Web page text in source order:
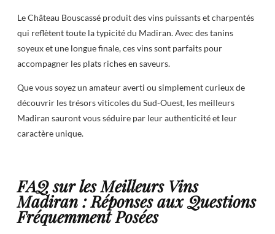
Le Château Bouscassé produit des vins puissants et charpentés
qui reflètent toute la typicité du Madiran. Avec des tanins
soyeux et une longue finale, ces vins sont parfaits pour
accompagner les plats riches en saveurs.
Que vous soyez un amateur averti ou simplement curieux de
découvrir les trésors viticoles du Sud-Ouest, les meilleurs
Madiran sauront vous séduire par leur authenticité et leur
caractère unique.
FAQ sur les Meilleurs Vins
Madiran : Réponses aux Questions
Fréquemment Posées